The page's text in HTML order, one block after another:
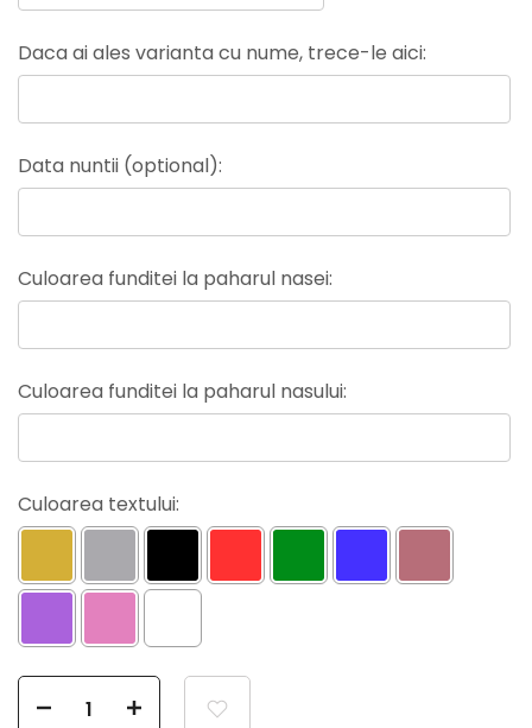
Daca ai ales varianta cu nume, trece-le aici:
Data nuntii (optional):
Culoarea funditei la paharul nasei:
Culoarea funditei la paharul nasului:
Culoarea textului:
Selection will add to the price